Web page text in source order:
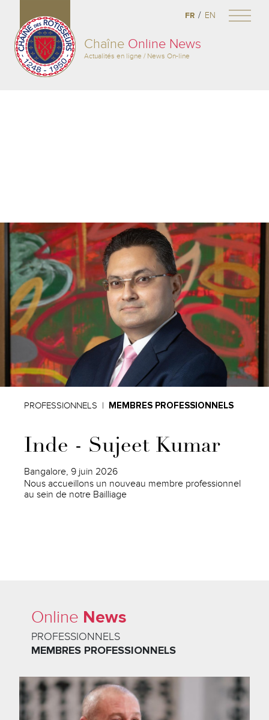
Chaîne Online News
Actualités en ligne / News On-line
FR / EN
PROFESSIONNELS MEMBRES PROFESSIONNELS
Inde - Sujeet Kumar
Bangalore, 9 juin 2026
Nous accueillons un nouveau membre professionnel
au sein de notre Bailliage
Online News
PROFESSIONNELS
MEMBRES PROFESSIONNELS